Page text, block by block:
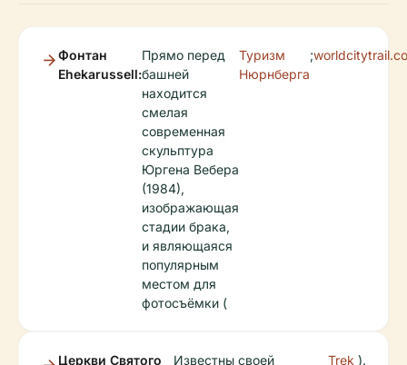
Фонтан
Ehekarussell:
Прямо перед
башней
находится
смелая
современная
скульптура
Юргена Вебера
(1984),
изображающая
стадии брака,
и являющаяся
популярным
местом для
фотосъёмки (
Туризм
Нюрнберга
;
Церкви Святого
Известны своей
Trek ).